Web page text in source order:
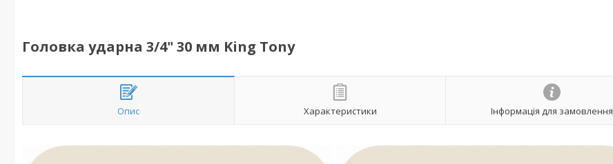
Головка ударна 3/4" 30 мм King Tony
Опис Характеристики Інформація для замовлення